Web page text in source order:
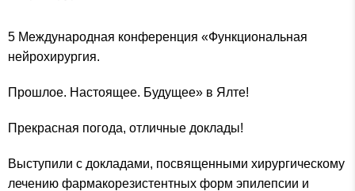
5 Международная конференция «Функциональная
нейрохирургия.
Прошлое. Настоящее. Будущее» в Ялте!
Прекрасная погода, отличные доклады!
Выступили с докладами, посвященными хирургическому
лечению фармакорезистентных форм эпилепсии и